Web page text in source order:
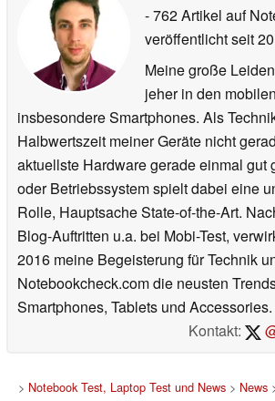
anzeigen
Marcus Herbrich-
- 762 Artikel auf
veröffentlichtseit
Meine große
jeher in den
insbesondere Smartphones. Als
Halbwertszeit meiner Geräte nicht
aktuellste Hardware gerade einmal gut
oder Betriebssystem spielt dabei eine
Rolle, Hauptsache State-of-the-Art.
Blog-Auftritten u.a. bei Mobi-Test,
2016 meine Begeisterung für Technik
Smartphones, Tablets und Accessories.